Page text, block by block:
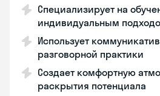
Специализирует на
индивидуальным
Использует
разговорной практики
Создает комфортную
раскрытия потенциала